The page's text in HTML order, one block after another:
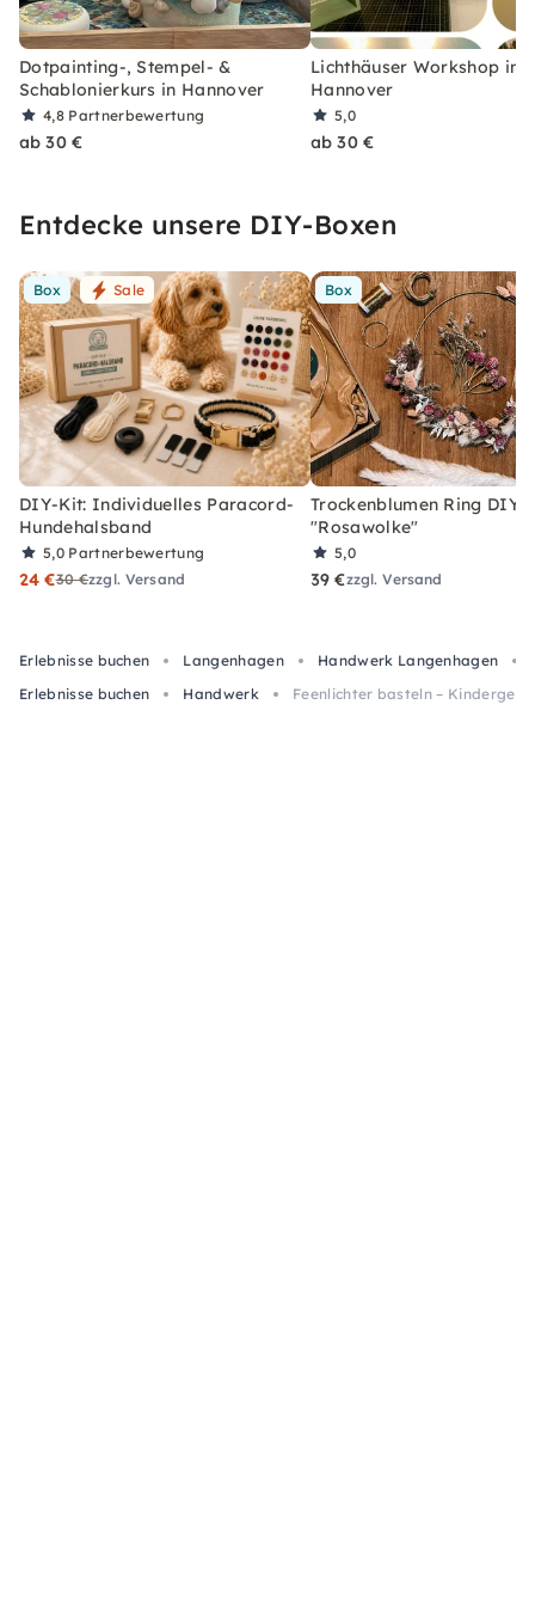
Dotpainting-, Stempel- &
Schablonierkurs in Hannover
4,8 Partnerbewertung
ab 30 €
Lichthäuser Workshop in
Hannover
5,0
ab 30 €
Entdecke unsere DIY-Boxen
Box Sale
DIY-Kit: Individuelles Paracord-
Hundehalsband
5,0 Partnerbewertung
24 €30 €zzgl. Versand
Box
Trockenblumen Ring DIY-
"Rosawolke"
5,0
39 €zzgl. Versand
Erlebnisse buchen Langenhagen Handwerk Langenhagen
Erlebnisse buchen
Handwerk Feenlichter basteln –